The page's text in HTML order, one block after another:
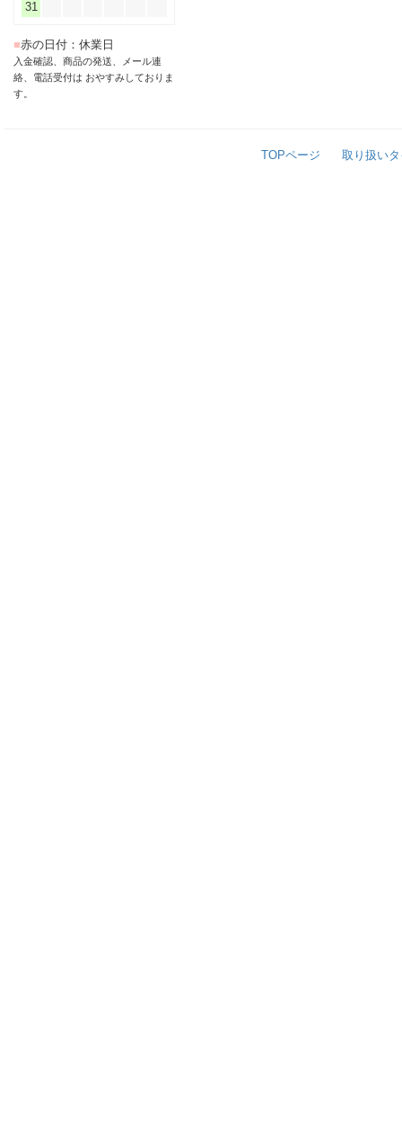
31
■赤の日付：休業日
入金確認、商品の発送、メール連
絡、電話受付は おやすみしておりま
す。
TOPページ 取り扱い